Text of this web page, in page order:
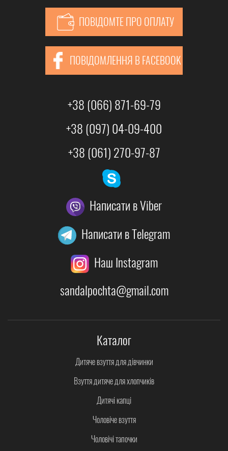
ПОВІДОМТЕ ПРО ОПЛАТУ
ПОВІДОМЛЕННЯ В FACEBOOK
+38 (066) 871-69-79
+38 (097) 04-09-400
+38 (061) 270-97-87
Написати в Viber
Написати в Telegram
Наш Instagram
sandalpochta@gmail.com
Каталог
Дитяче взуття для дівчинки
Взуття дитяче для хлопчиків
Дитячі капці
Чоловіче взуття
Чоловічі тапочки